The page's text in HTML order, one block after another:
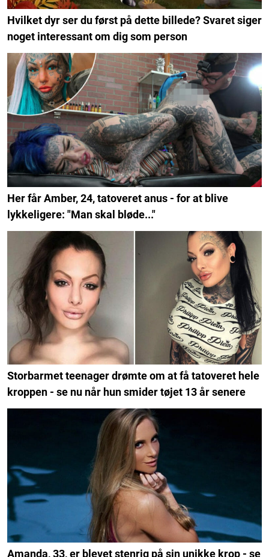
Hvilket dyr ser du først på dette billede? Svaret siger
noget interessant om dig som person
Her får Amber, 24, tatoveret anus - for at blive
lykkeligere: "Man skal bløde..."
Storbarmet teenager drømte om at få tatoveret hele
kroppen - se nu når hun smider tøjet 13 år senere
Amanda, 33, er blevet stenrig på sin unikke krop - se